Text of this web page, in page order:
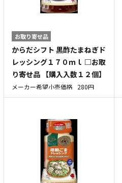
お取り寄せ品
からだシフト 黒酢たまねぎド
レッシング１７０ｍｌ □お取
り寄せ品 【購入入数１２個】
メーカー希望小売価格 280円